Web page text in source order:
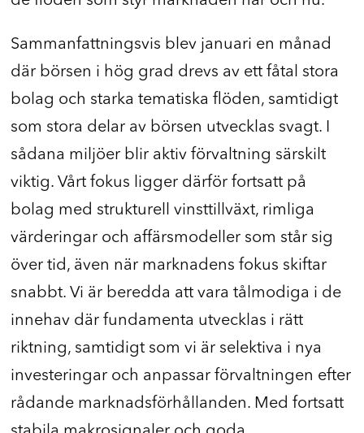
Sammanfattningsvis blev januari en månad
där börsen i hög grad drevs av ett fåtal stora
bolag och starka tematiska flöden, samtidigt
som stora delar av börsen utvecklas svagt. I
sådana miljöer blir aktiv förvaltning särskilt
viktig. Vårt fokus ligger därför fortsatt på
bolag med strukturell vinsttillväxt, rimliga
värderingar och affärsmodeller som står sig
över tid, även när marknadens fokus skiftar
snabbt. Vi är beredda att vara tålmodiga i de
innehav där fundamenta utvecklas i rätt
riktning, samtidigt som vi är selektiva i nya
investeringar och anpassar förvaltningen efter
rådande marknadsförhållanden. Med fortsatt